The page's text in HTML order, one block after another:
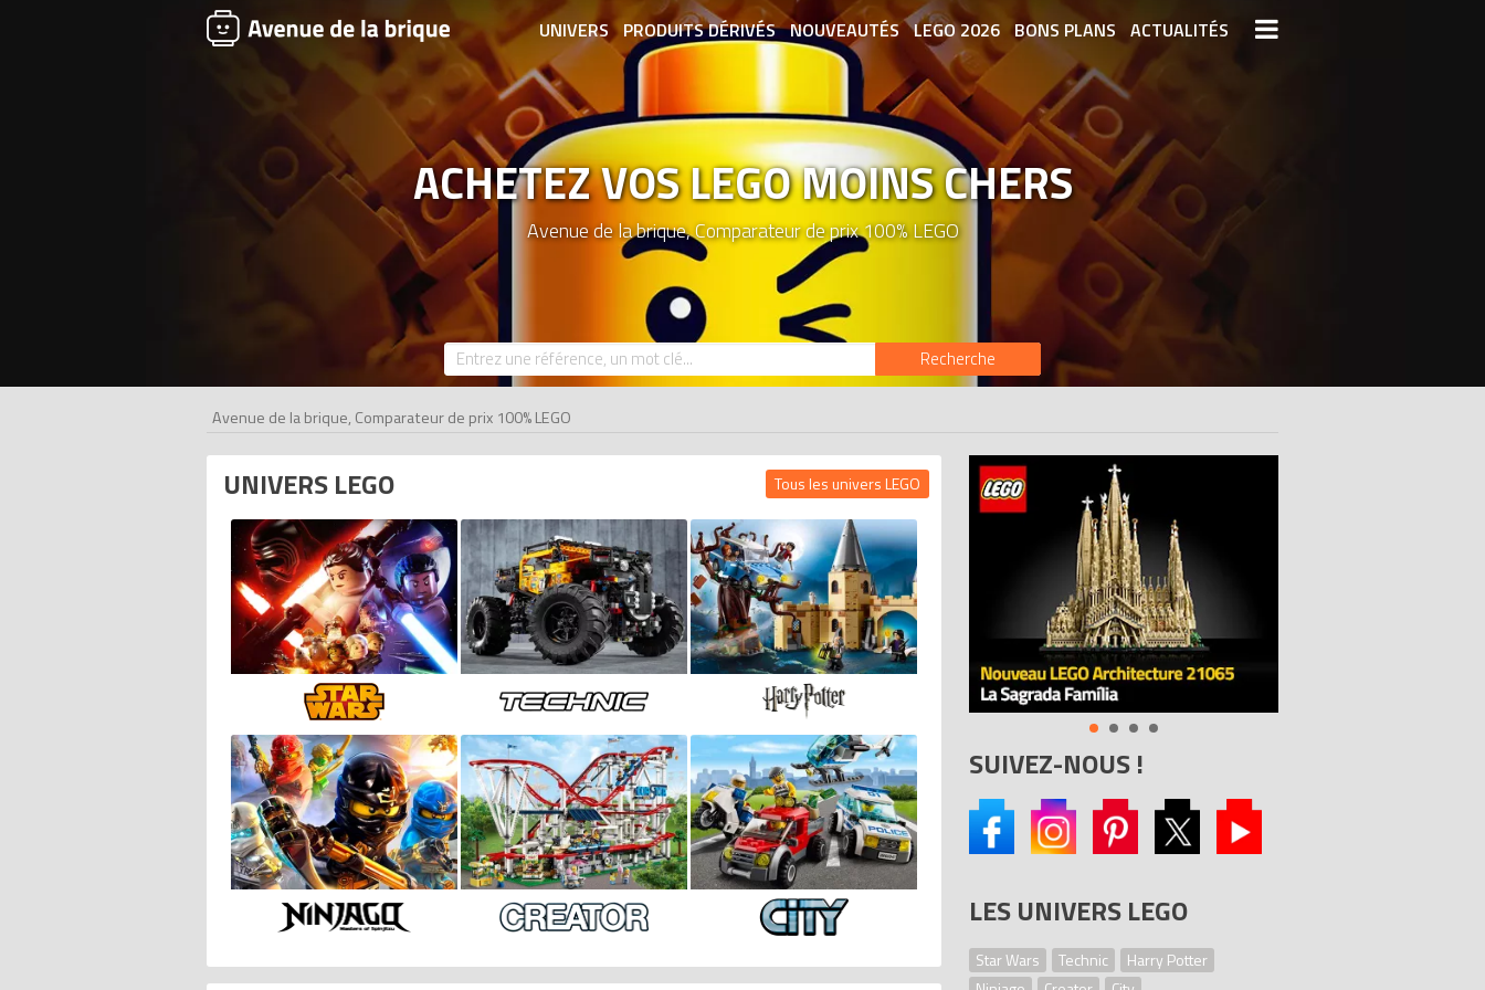
UNIVERS PRODUITS DÉRIVÉS NOUVEAUTÉS LEGO 2026 BONS PLANS ACTUALITÉS
ASSOCIATIONS DE FANS EXPOSITIONS LEGO LEGO LES PLUS CHERS
DERNIERS LEGO AJOUTÉS
Avenue de la brique, Comparateur de prix 100% LEGO
ACHETEZ VOS LEGO MOINS CHERS
Recherche
Avenue de la brique, Comparateur de prix 100% LEGO
SUIVEZ-NOUS !
LES UNIVERS LEGO
Star Wars Technic
Harry Potter
Tous les univers LEGO
UNIVERS LEGO
LEGO Star Wars LEGO Technic LEGO Harry Potter
LEGO Ninjago LEGO Creator LEGO City